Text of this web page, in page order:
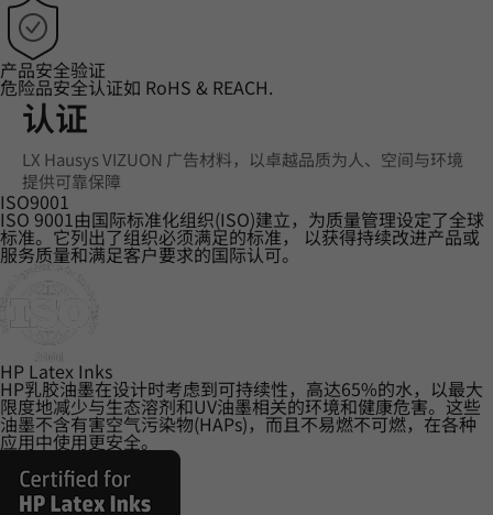
产品安全验证
危险品安全认证如 RoHS & REACH.
认证
LX Hausys VIZUON 广告材料，以卓越品质为人、空间与环境
提供可靠保障
ISO9001
ISO 9001由国际标准化组织(ISO)建立，为质量管理设定了全球
标准。它列出了组织必须满足的标准， 以获得持续改进产品或
服务质量和满足客户要求的国际认可。
HP Latex Inks
HP乳胶油墨在设计时考虑到可持续性，高达65%的水，以最大
限度地减少与生态溶剂和UV油墨相关的环境和健康危害。这些
油墨不含有害空气污染物(HAPs)，而且不易燃不可燃，在各种
应用中使用更安全。